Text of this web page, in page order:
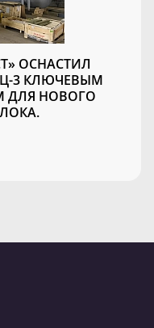
ОСНАСТИЛ
3 КЛЮЧЕВЫМ
ДЛЯ НОВОГО